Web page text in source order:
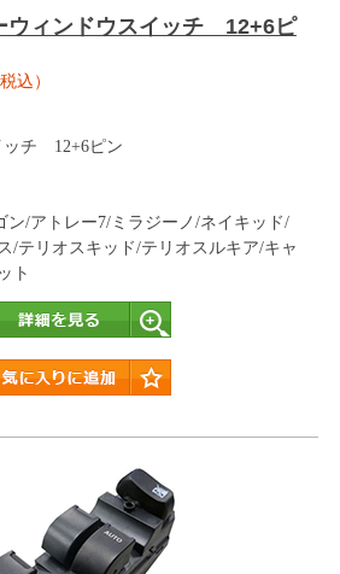
ウィンドウスイッチ 12+6ピ
込）
ッチ 12+6ピン
ン/アトレー7/ミラジーノ/ネイキッド/
/テリオスキッド/テリオスルキア/キャ
ト